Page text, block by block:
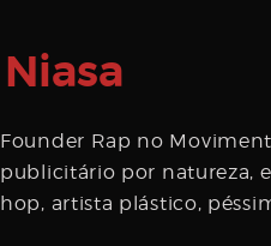
Niasa
Founder Rap no
publicitário por natureza,
hop, artista plástico,